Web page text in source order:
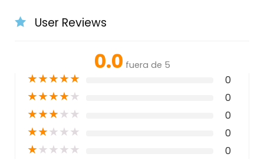
User Reviews
0.0 fuera de 5
★★★★★ 0
★★★★★ 0
★★★★★ 0
★★★★★ 0
★★★★★ 0